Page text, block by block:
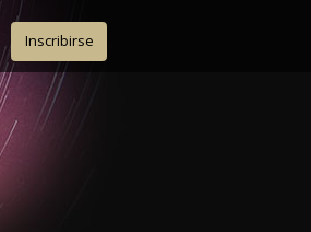
Inscribirse